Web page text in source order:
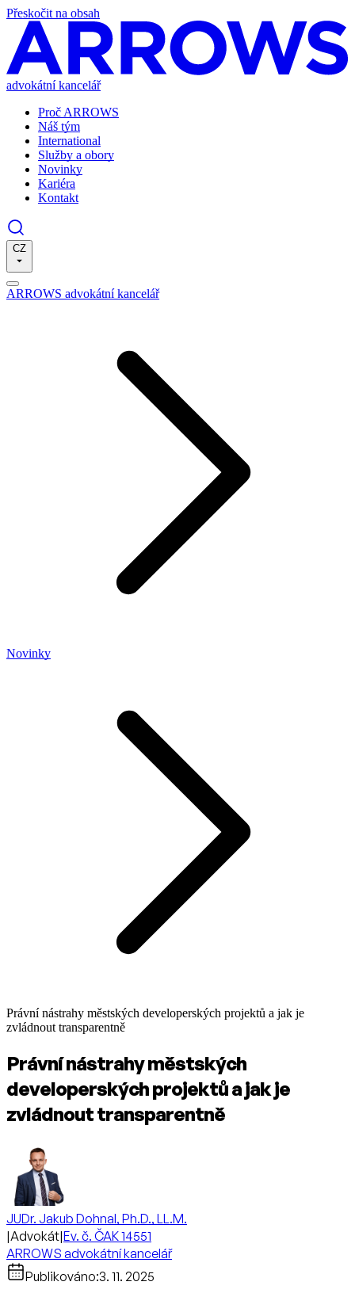
Přeskočit na obsah
advokátní kancelář
Proč ARROWS
Náš tým
International
Služby a obory
Novinky
Kariéra
Kontakt
CZ
ARROWS advokátní kancelář
Novinky
Právní nástrahy městských developerských projektů a jak je
zvládnout transparentně
Právní nástrahy městských
developerských projektů a jak je
zvládnout transparentně
JUDr. Jakub Dohnal, Ph.D., LL.M.
|Advokát|Ev. č. ČAK 14551
ARROWS advokátní kancelář
Publikováno:3. 11. 2025